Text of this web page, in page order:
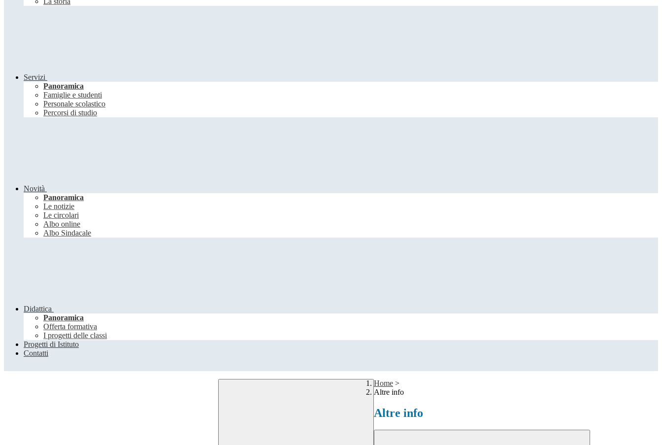
Servizi
Panoramica
Famiglie e studenti
Personale scolastico
Percorsi di studio
Novità
Panoramica
Le notizie
Le circolari
Albo online
Albo Sindacale
Didattica
Panoramica
Offerta formativa
I progetti delle classi
Progetti di Istituto
Contatti
Home >
Altre info
Altre info